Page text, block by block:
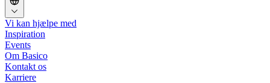
Vi kan hjælpe med
Inspiration
Events
Om Basico
Kontakt os
Karriere